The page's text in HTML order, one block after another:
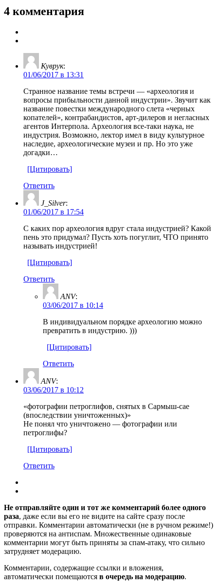
4 комментария
Куврук:
01/06/2017 в 13:31
Странное название темы встречи — «археология и
вопросы прибыльности данной индустрии». Звучит как
название повестки международного слета «черных
копателей», контрабандистов, арт-дилеров и негласных
агентов Интерпола. Археология все-таки наука, не
индустрия. Возможно, лектор имел в виду культурное
наследие, археологические музеи и пр. Но это уже
догадки…
[Цитировать]
Ответить
J_Silver:
01/06/2017 в 17:54
С каких пор археология вдруг стала индустрией? Какой
пень это придумал? Пусть хоть погуглит, ЧТО принято
называть индустрией!
[Цитировать]
Ответить
ANV:
03/06/2017 в 10:14
В индивидуальном порядке археологию можно
превратить в индустрию. )))
[Цитировать]
Ответить
ANV:
03/06/2017 в 10:12
«фотографии петроглифов, снятых в Сармыш-сае
(впоследствии уничтоженных)»
Не понял что уничтожено — фотографии или
петроглифы?
[Цитировать]
Ответить
Не отправляйте один и тот же комментарий более одного
раза, даже если вы его не видите на сайте сразу после
отправки. Комментарии автоматически (не в ручном режиме!)
проверяются на антиспам. Множественные одинаковые
комментарии могут быть приняты за спам-атаку, что сильно
затрудняет модерацию.
Комментарии, содержащие ссылки и вложения,
автоматически помещаются в очередь на модерацию.